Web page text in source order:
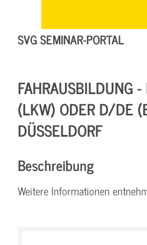
SVG SEMINAR-PORTAL
FAHRAUSBILDUNG
(LKW) ODER D/DE
DÜSSELDORF
Beschreibung
Weitere Informationen